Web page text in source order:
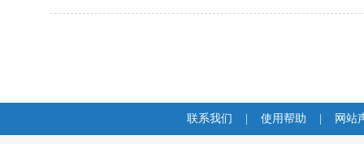
联系我们 使用帮助 网站